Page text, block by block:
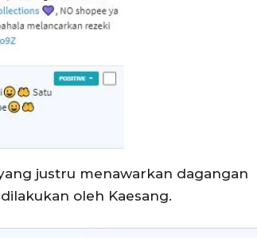
justru menawarkan dagangan
oleh Kaesang.